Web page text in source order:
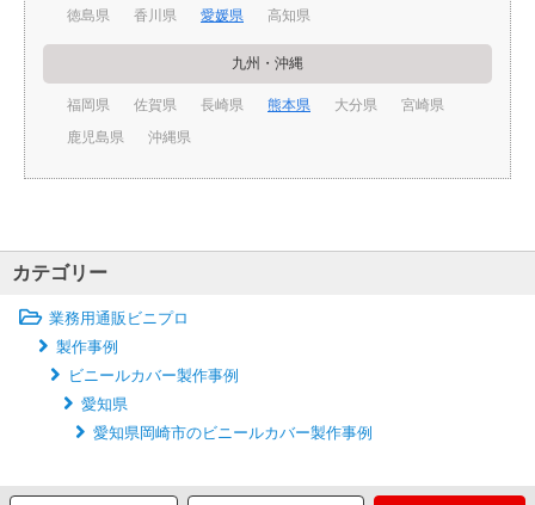
徳島県 香川県 愛媛県 高知県
九州・沖縄
福岡県 佐賀県 長崎県 熊本県 大分県
宮崎県
鹿児島県
沖縄県
カテゴリー
業務用通販ビニプロ
製作事例
ビニールカバー製作事例
愛知県
愛知県岡崎市のビニールカバー製作事例